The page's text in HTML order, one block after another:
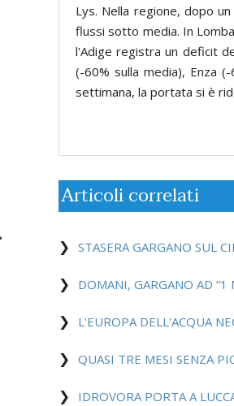
Lys. Nella regione, dopo
flussi sotto media. In
l'Adige registra un deficit
(-60% sulla media), Enza
settimana, la portata si è
Articoli correlati
STASERA GARGANO SUL
DOMANI, GARGANO AD “1
L'EUROPA DELL'ACQUA
QUASI TRE MESI SENZA
IDROVORA PORTA A